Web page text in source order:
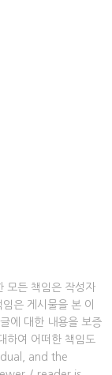
모든 책임은 작성자
은 게시물을 본 이
에 대한 내용을 보증
하여 어떠한 책임도
and the